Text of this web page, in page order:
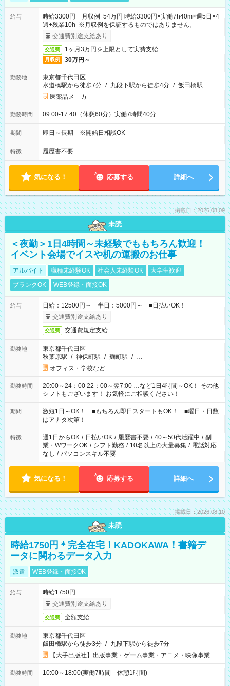
給与
時給3300円 月収例 54万円 時給3300円×実働7h40m×週5日×4
週+残業10h ※月収例を保証するものではありません。
交通費別途支給あり
交通費 1ヶ月3万円を上限として実費支給
月収例 30万円～
勤務地
東京都千代田区
水道橋駅から徒歩7分 / 九段下駅から徒歩4分 / 飯田橋駅
医薬品メ－カ－
勤務時間 09:00-17:40（休憩60分）実働7時間40分
期間 即日～長期 ※開始日相談OK
特徴 履歴書不要
気になる！ 応募する 詳細へ
掲載日：2026.08.09
未読
＜夜勤＞1日4時間～未経験でももちろん歓迎！
イベント会場でイスや机の運搬のお仕事
アルバイト 職種未経験OK 社会人未経験OK
大学生歓迎
ブランクOK
WEB登録・面接OK
給与
日給：12500円～ 半日：5000円～ ■日払いOK！
交通費別途支給あり
交通費 交通費規定支給
勤務地
東京都千代田区
秋葉原駅 / 神保町駅 / 麹町駅 / …
オフィス・学校など
勤務時間
20:00～24：00 22：00～翌7:00 …など1日4時間～OK！ その他
シフトもございます！ お気軽にご相談ください！
期間
激短1日～OK！ ■もちろん即日スタートもOK！ ■曜日・日数
はアナタ次第！
特徴 週1日からOK / 日払いOK / 履歴書不要 / 40～50代活躍中 / 副
業・WワークOK / シフト勤務 / 10名以上の大量募集 / 電話対応
なし / パソコンスキル不要
気になる！ 応募する 詳細へ
掲載日：2026.08.10
未読
時給1750円＊完全在宅！KADOKAWA！書籍デ
ータに関わるデータ入力
派遣 WEB登録・面接OK
給与
時給1750円
交通費別途支給あり
交通費 全額支給
勤務地
東京都千代田区
飯田橋駅から徒歩3分 / 九段下駅から徒歩7分
【大手出版社】出版事業・ゲーム事業・アニメ・映像事業
勤務時間 10:00～18:00(実働7時間 休憩1時間)